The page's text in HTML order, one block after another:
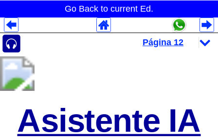
Go Back to current Ed.
Asistente IA
Despliegues Analytics
Despliegues Totales
Despliegues por Rubros